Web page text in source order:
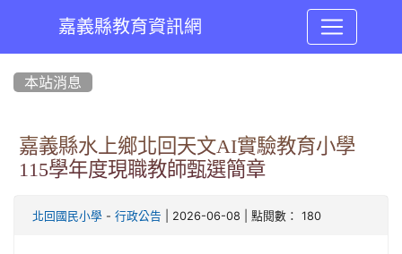
嘉義縣教育資訊網
本站消息
嘉義縣水上鄉北回天文AI實驗教育小學
115學年度現職教師甄選簡章
北回國民小學 - 行政公告 | 2026-06-08 | 點閱數： 180